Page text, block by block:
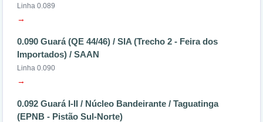
Linha 0.089
→
0.090 Guará (QE 44/46) / SIA (Trecho 2 - Feira dos
Importados) / SAAN
Linha 0.090
→
0.092 Guará I-II / Núcleo Bandeirante / Taguatinga
(EPNB - Pistão Sul-Norte)